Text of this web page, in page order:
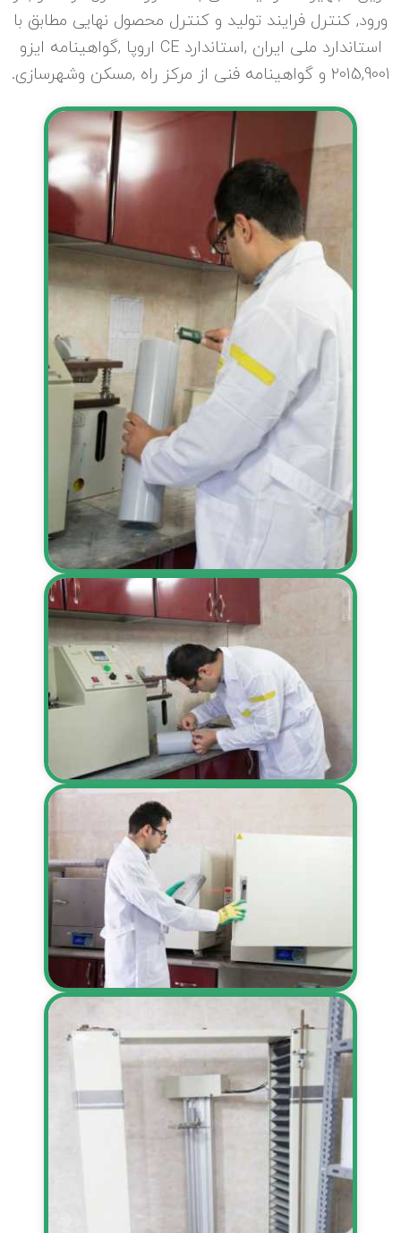
ورود, کنترل فرایند تولید و کنترل محصول نهایی مطابق با
استاندارد ملی ایران ,استاندارد CE اروپا ,گواهینامه ایزو
2015,9001 و گواهینامه فنی از مرکز راه ,مسکن وشهرسازی.